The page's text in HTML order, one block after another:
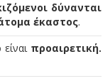
δύνανται
έκαστος.
προαιρετική.